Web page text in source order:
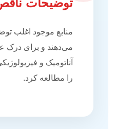
منابع موجود اغلب
می‌دهند و برای درک
آناتومیک و
را مطالعه کرد.